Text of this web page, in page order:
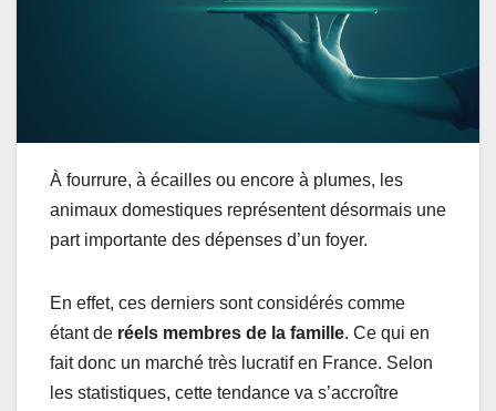
À fourrure, à écailles ou encore à plumes, les
animaux domestiques représentent désormais une
part importante des dépenses d’un foyer.
En effet, ces derniers sont considérés comme
étant de réels membres de la famille. Ce qui en
fait donc un marché très lucratif en France. Selon
les statistiques, cette tendance va s’accroître